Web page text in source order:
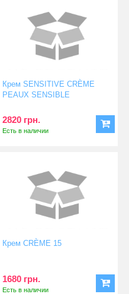
Крем SENSITIVE CRÈME
PEAUX SENSIBLE
2820 грн.
Есть в наличии
Крем CRÈME 15
1680 грн.
Есть в наличии